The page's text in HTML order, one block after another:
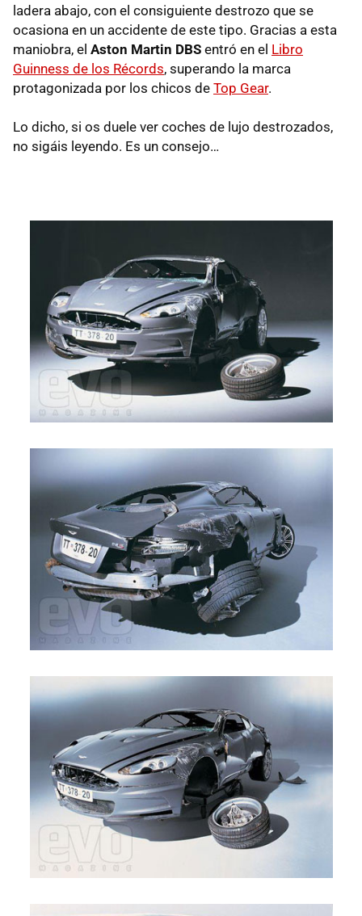
ladera abajo, con el consiguiente destrozo que se
ocasiona en un accidente de este tipo. Gracias a esta
maniobra, el Aston Martin DBS entró en el Libro
Guinness de los Récords, superando la marca
protagonizada por los chicos de Top Gear.
Lo dicho, si os duele ver coches de lujo destrozados,
no sigáis leyendo. Es un consejo…